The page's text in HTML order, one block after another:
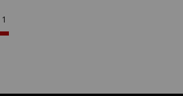
1